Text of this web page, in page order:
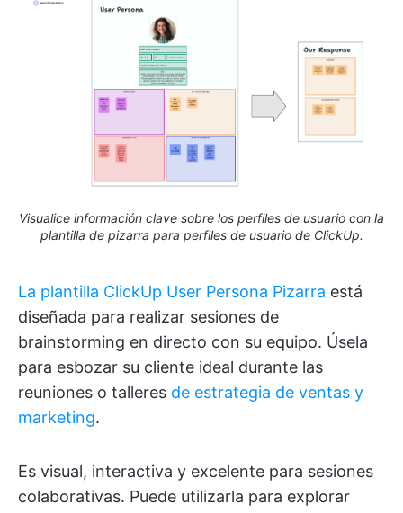
Visualice información clave sobre los perfiles de usuario con la
plantilla de pizarra para perfiles de usuario de ClickUp.
La plantilla ClickUp User Persona Pizarra está
diseñada para realizar sesiones de
brainstorming en directo con su equipo. Úsela
para esbozar su cliente ideal durante las
reuniones o talleres de estrategia de ventas y
marketing.
Es visual, interactiva y excelente para sesiones
colaborativas. Puede utilizarla para explorar